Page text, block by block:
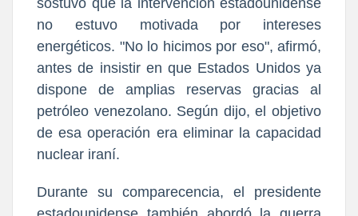
sostuvo que la intervención estadounidense
no estuvo motivada por intereses
energéticos. "No lo hicimos por eso", afirmó,
antes de insistir en que Estados Unidos ya
dispone de amplias reservas gracias al
petróleo venezolano. Según dijo, el objetivo
de esa operación era eliminar la capacidad
nuclear iraní.
Durante su comparecencia, el presidente